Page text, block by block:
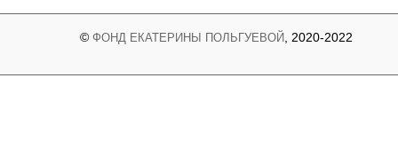
© ФОНД ЕКАТЕРИНЫ ПОЛЬГУЕВОЙ , 2020-2022